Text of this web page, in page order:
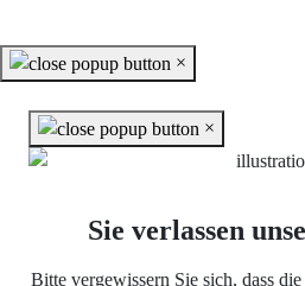
×
×
Sie verlassen
Bitte vergewissern Sie sich, dass